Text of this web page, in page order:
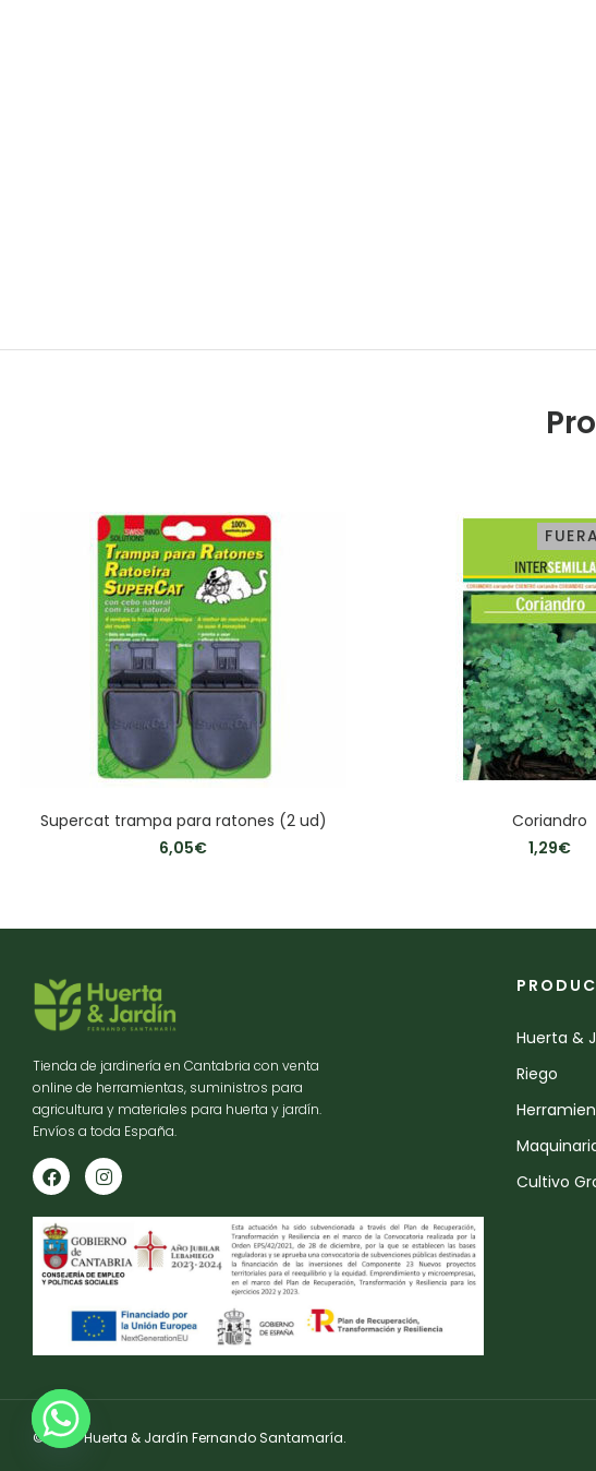
Supercat trampa para ratones (2 ud)
6,05€
Coriandro
1,29€
Tienda de jardinería en Cantabria con venta
online de herramientas, suministros para
agricultura y materiales para huerta y jardín.
Envíos a toda España.
Huerta &
Riego
Cultivo
© 2025 Huerta & Jardín Fernando Santamaría.